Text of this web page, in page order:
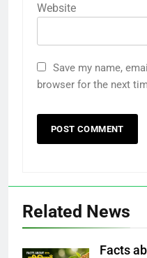
Website
Save my name,
browser for the next
Related News
Facts